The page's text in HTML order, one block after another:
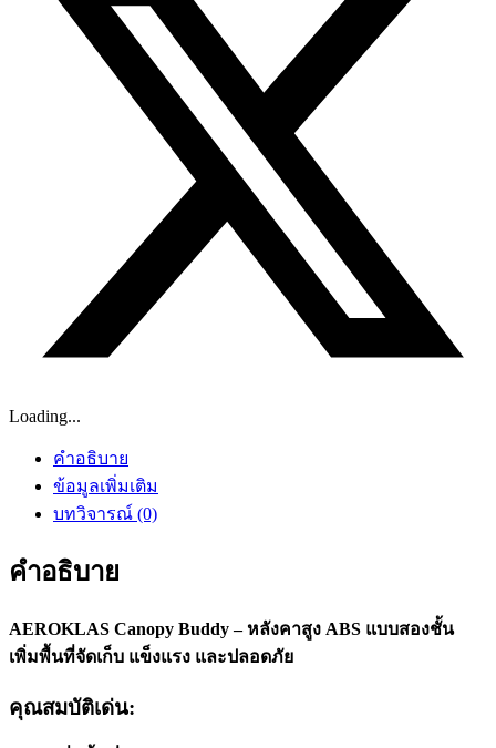
Loading...
คำอธิบาย
ข้อมูลเพิ่มเติม
บทวิจารณ์ (0)
คำอธิบาย
AEROKLAS Canopy Buddy – หลังคาสูง ABS แบบสองชั้น
เพิ่มพื้นที่จัดเก็บ แข็งแรง และปลอดภัย
คุณสมบัติเด่น: